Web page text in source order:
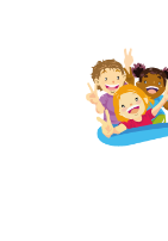
contenuto